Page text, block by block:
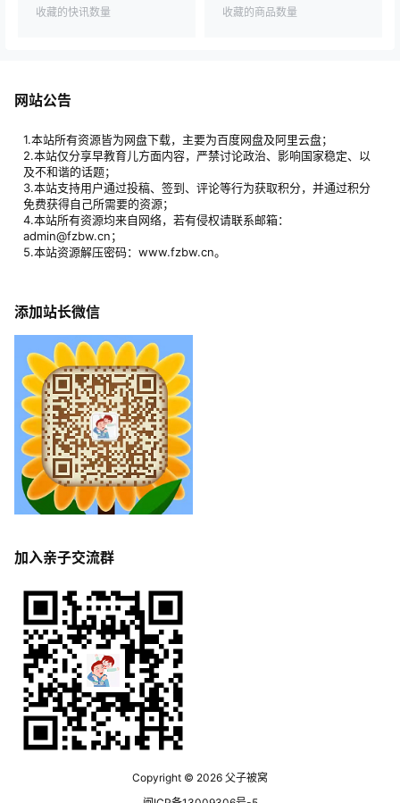
收藏的快讯数量 收藏的商品数量
网站公告
1.本站所有资源皆为网盘下载，主要为百度网盘及阿里云盘；
2.本站仅分享早教育儿方面内容，严禁讨论政治、影响国家稳定、以
及不和谐的话题；
3.本站支持用户通过投稿、签到、评论等行为获取积分，并通过积分
免费获得自己所需要的资源；
4.本站所有资源均来自网络，若有侵权请联系邮箱：
admin@fzbw.cn；
5.本站资源解压密码：www.fzbw.cn。
添加站长微信
加入亲子交流群
Copyright © 2026 父子被窝